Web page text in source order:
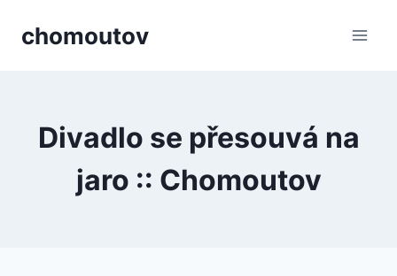
chomoutov
Divadlo se přesouvá na
jaro :: Chomoutov